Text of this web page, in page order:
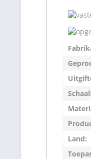
Schaal:
Land: